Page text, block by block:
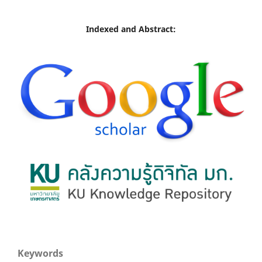
Indexed and Abstract:
Keywords